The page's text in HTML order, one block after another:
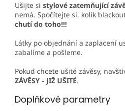
Ušijte si stylové zatemňující
nemá. Spočítejte si, kolik
chutí do toho!!!
Látky po objednání a zaplacení
zabalíme a pošleme.
Pokud chcete ušité závěsy,
ZÁVĚSY - JIŽ UŠITÉ.
Doplňkové parametry